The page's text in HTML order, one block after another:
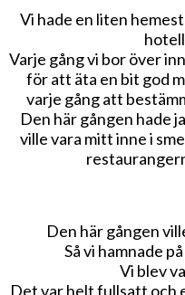
Vi hade en liten
Varje gång vi bor över
för att äta en bit god
varje gång att
Den här gången hade
ville vara mitt inne i
Den här gången
Så vi hamnade
Vi blev
Det var helt fullsatt och